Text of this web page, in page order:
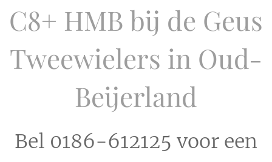
C8+ HMB bij de Geus
Tweewielers in Oud-
Beijerland
Bel 0186-612125 voor een